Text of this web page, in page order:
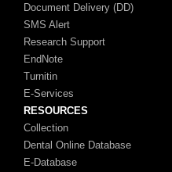
Document Delivery (DD)
SMS Alert
Research Support
EndNote
Turnitin
E-Services
RESOURCES
Collection
Dental Online Database
E-Database